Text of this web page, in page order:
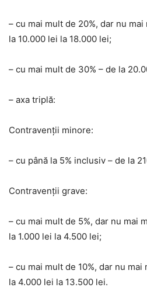
– cu mai mult de 20%, dar nu
la 10.000 lei la 18.000 lei;
– cu mai mult de 30% – de la
– axa triplă:
Contravenții minore:
– cu până la 5% inclusiv – de la
Contravenții grave:
– cu mai mult de 5%, dar nu mai
la 1.000 lei la 4.500 lei;
– cu mai mult de 10%, dar nu
la 4.000 lei la 13.500 lei.